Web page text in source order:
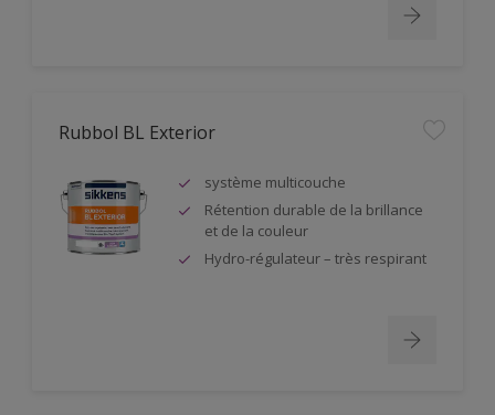
Rubbol BL Exterior
système multicouche
Rétention durable de la brillance
et de la couleur
Hydro-régulateur – très respirant